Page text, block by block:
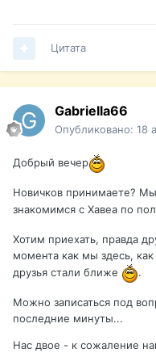
Цитата
Gabriella66
Опубликовано: 18
Добрый вечер
Новичков принимаете?
знакомимся с Хавеа по
Хотим приехать, правда
момента как мы здесь,
друзья стали ближе
.
Можно записаться под
последние минуты...
Нас двое - к сожаление